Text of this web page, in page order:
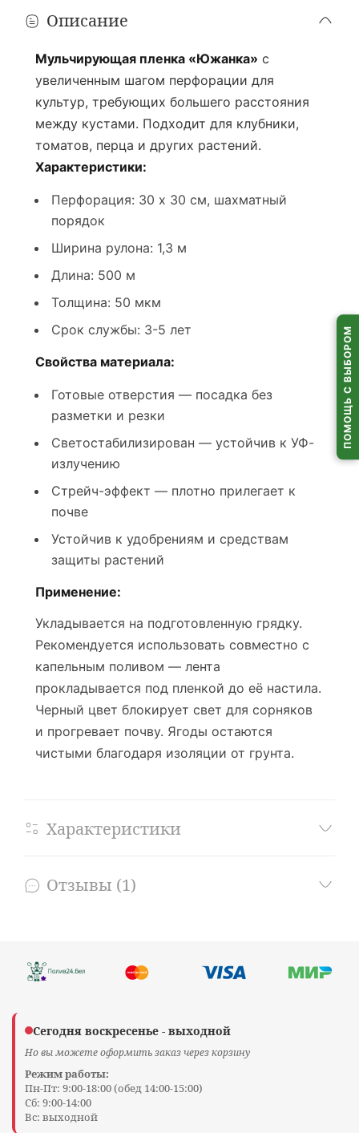
Описание
Мульчирующая пленка «Южанка» с
увеличенным шагом перфорации для
культур, требующих большего расстояния
между кустами. Подходит для клубники,
томатов, перца и других растений.
Характеристики:
Перфорация: 30 x 30 см, шахматный
порядок
Ширина рулона: 1,3 м
Длина: 500 м
Толщина: 50 мкм
Срок службы: 3-5 лет
Свойства материала:
Готовые отверстия — посадка без
разметки и резки
Светостабилизирован — устойчив к УФ-
излучению
Стрейч-эффект — плотно прилегает к
почве
Устойчив к удобрениям и средствам
защиты растений
Применение:
Укладывается на подготовленную грядку.
Рекомендуется использовать совместно с
капельным поливом — лента
прокладывается под пленкой до её настила.
Черный цвет блокирует свет для сорняков
и прогревает почву. Ягоды остаются
чистыми благодаря изоляции от грунта.
Характеристики
Отзывы (1)
Сегодня воскресенье - выходной
Но вы можете оформить заказ через корзину
Режим работы:
Пн-Пт: 9:00-18:00 (обед 14:00-15:00)
Сб: 9:00-14:00
Вс: выходной
ПОМОЩЬ С ВЫБОРОМ